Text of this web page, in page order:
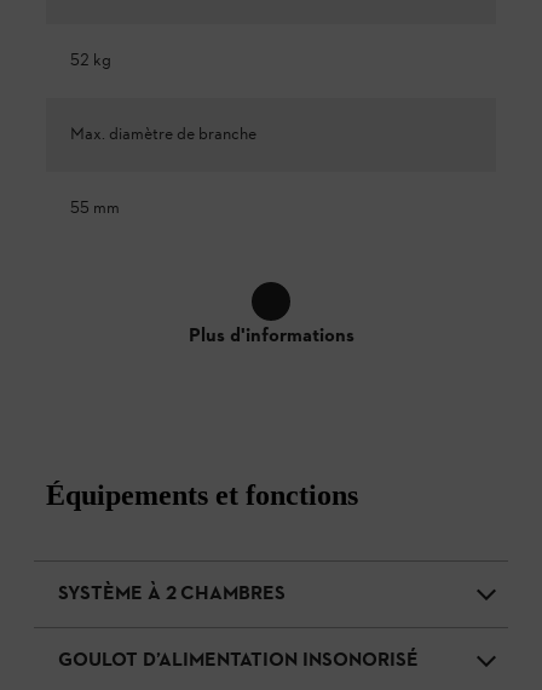
52 kg
Max. diamètre de branche
55 mm
Plus d'informations
Équipements et fonctions
SYSTÈME À 2 CHAMBRES
GOULOT D’ALIMENTATION INSONORISÉ